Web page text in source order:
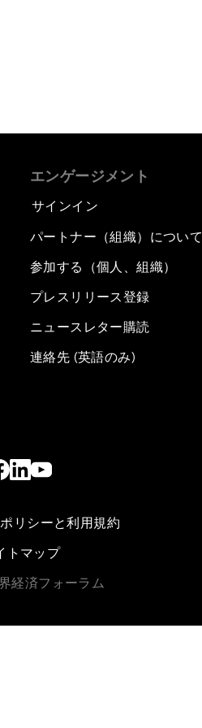
エンゲージメント
サインイン
パートナー（組織）について
参加する（個人、組織）
プレスリリース登録
ニュースレター購読
連絡先 (英語のみ)
リシーと利用規約
トマップ
経済フォーラム